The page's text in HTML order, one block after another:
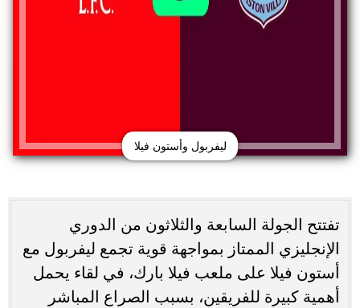
ليفربول وأستون فيلا
تفتتح الجولة السابعة والثلاثون من الدوري
الإنجليزي الممتاز بمواجهة قوية تجمع ليفربول مع
أستون فيلا على ملعب فيلا بارك، في لقاء يحمل
أهمية كبيرة للفريقين، بسبب الصراع المباشر